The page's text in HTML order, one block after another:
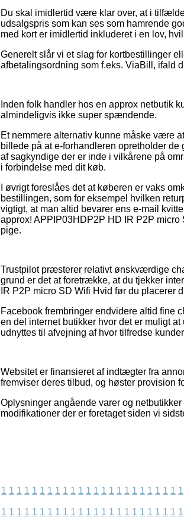
Du skal imidlertid være klar over, at i
udsalgspris som kan ses som hamrende
med kort er imidlertid inkluderet i en lov,
Generelt slår vi et slag for kortbestillinger
afbetalingsordning som f.eks. ViaBill, ifald
Inden folk handler hos en approx netbutik
almindeligvis ikke super spændende.
Et nemmere alternativ kunne måske være
billede på at e-forhandleren opretholder
af sagkyndige der er inde i vilkårene på
i forbindelse med dit køb.
I øvrigt foreslåes det at køberen er vaks
bestillingen, som for eksempel hvilken
vigtigt, at man altid bevarer ens e-mail
approx! APPIP03HDP2P HD IR P2P
pige.
Trustpilot præsterer relativt ønskværdige
grund er det at foretrække, at du tjekker
IR P2P micro SD Wifi Hvid før du placerer
Facebook frembringer endvidere altid fine
en del internet butikker hvor det er muligt
udnyttes til afvejning af hvor tilfredse
Websitet er finansieret af indtægter fra
fremviser deres tilbud, og høster provision
Oplysninger angående varer og
modifikationer der er foretaget siden vi
1 1 1 1 1 1 1 1 1 1 1 1 1 1 1 1 1 1 1 1 1 1 1 1
1 1 1 1 1 1 1 1 1 1 1 1 1 1 1 1 1 1 1 1 1 1 1 1